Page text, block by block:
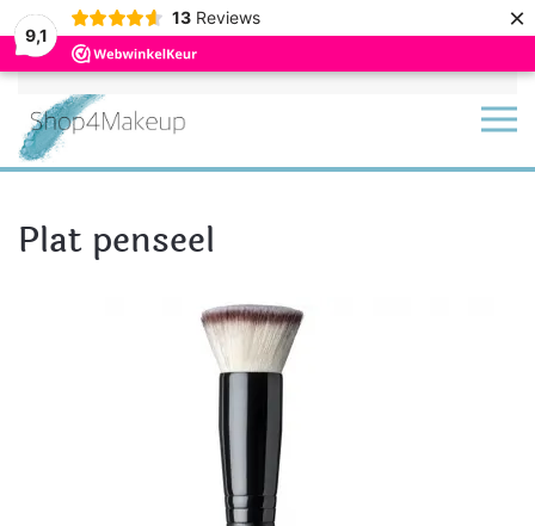
9,1
13 Reviews ×
Terug naar hoofdinhoud
Plat penseel